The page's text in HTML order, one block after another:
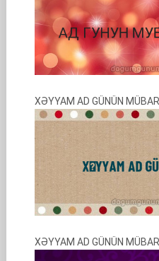
XƏYYAM AD GÜNÜN
XƏYYAM AD GÜNÜN